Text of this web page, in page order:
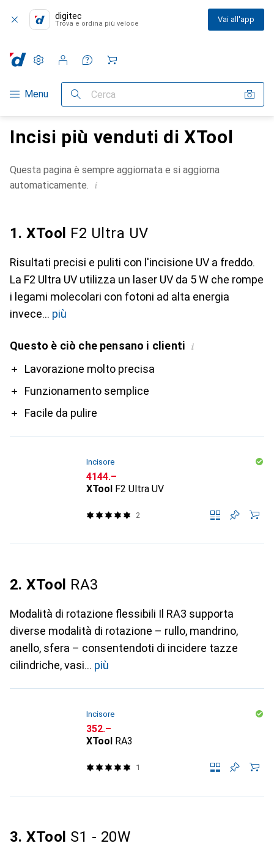
digitec
Trova e ordina più veloce Vai all'app
Categoria Navigazione
Menu Cerca
Impostazioni
Conto cliente
Liste di confronto
Liste dei desideri
Carrello
Incisi più venduti di XTool
Questa pagina è sempre aggiornata e si aggiorna
automaticamente. i
1. XTool F2 Ultra UV
Risultati precisi e puliti con l'incisione UV a freddo.
La F2 Ultra UV utilizza un laser UV da 5 W che rompe
i legami molecolari con fotoni ad alta energia
invece
più
Questo è ciò che pensano i clienti i
ProLavorazione molto precisa
Funzionamento semplice
Facile da pulire
Incisore
CHF
4144.–
XTool F2 Ultra UV
2
2. XTool RA3
Modalità di rotazione flessibili Il RA3 supporta
diverse modalità di rotazione – rullo, mandrino,
anello, sfera – consentendoti di incidere tazze
cilindriche, vasi
più
Incisore
CHF
352.–
XTool RA3
1
3. XTool S1 - 20W